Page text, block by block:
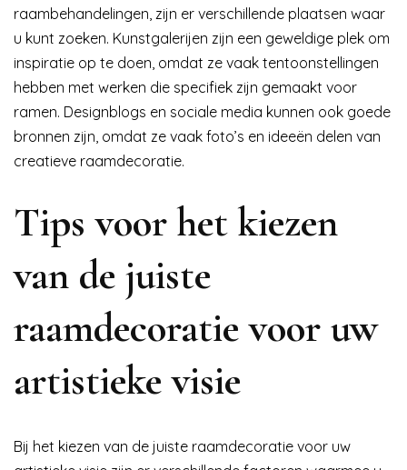
raambehandelingen, zijn er verschillende plaatsen waar
u kunt zoeken. Kunstgalerijen zijn een geweldige plek om
inspiratie op te doen, omdat ze vaak tentoonstellingen
hebben met werken die specifiek zijn gemaakt voor
ramen. Designblogs en sociale media kunnen ook goede
bronnen zijn, omdat ze vaak foto’s en ideeën delen van
creatieve raamdecoratie.
Tips voor het kiezen
van de juiste
raamdecoratie voor uw
artistieke visie
Bij het kiezen van de juiste raamdecoratie voor uw